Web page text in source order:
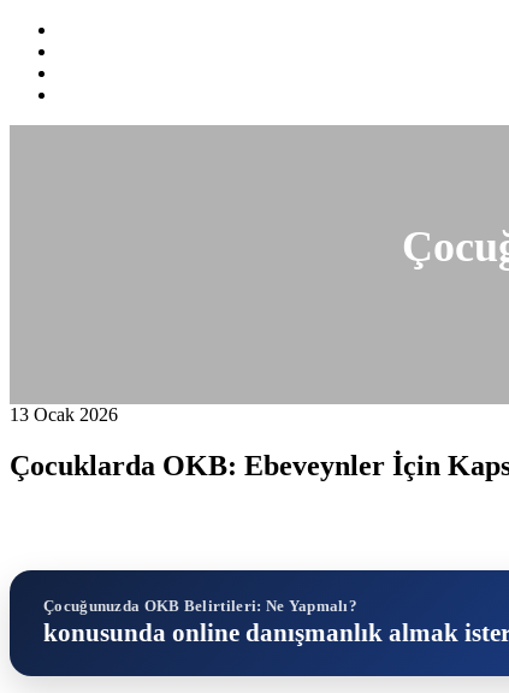
13 Ocak 2026
Çocuklarda OKB: Ebeveynler İçin
Çocuğunuzda OKB Belirtileri: Ne Yapmalı?
konusunda online danışmanlık almak